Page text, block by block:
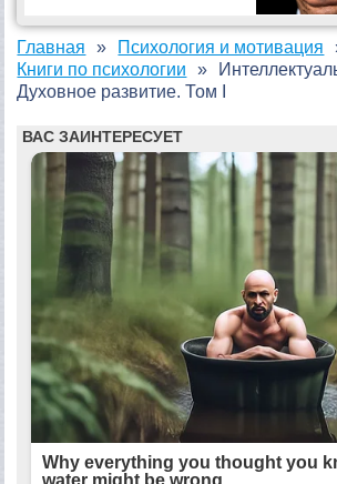
Главная
Психология и мотивация
Книги по психологии
Духовное развитие. Том I